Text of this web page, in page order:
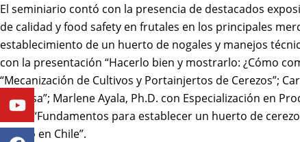
El seminiario contó con la presencia de destacados
de calidad y food safety en frutales en los principales
establecimiento de un huerto de nogales y manejos
con la presentación “Hacerlo bien y mostrarlo: ¿Cómo
“Mecanización de Cultivos y Portainjertos de Cerezos”;
de Mesa”; Marlene Ayala, Ph.D. con Especialización en
sobre “Fundamentos para establecer un huerto de
Cerezo en Chile”.
Youtube
Facebook
Twitter
Linkedin
Instagram